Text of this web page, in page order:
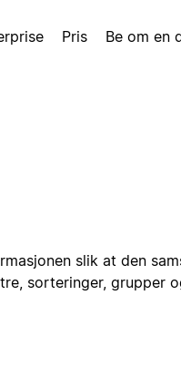
Pris Be om en
slik at den
sorteringer, grupper